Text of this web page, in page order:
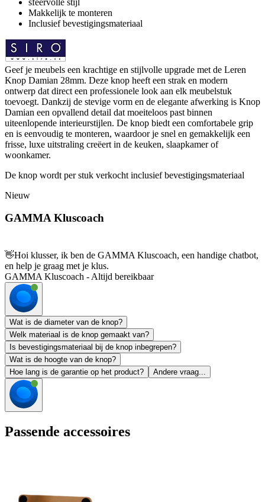
Makkelijk te monteren
Inclusief bevestigingsmateriaal
Geef je meubels een krachtige en stijlvolle upgrade met de Leren
Knop Damian 28mm. Deze knop heeft een strak en modern
ontwerp dat direct een professionele look aan elk meubelstuk
toevoegt. Dankzij de stevige vorm en de elegante afwerking is Knop
Damian een opvallend detail dat moeiteloos past binnen
uiteenlopende interieurstijlen. De knop biedt een comfortabele grip
en is eenvoudig te monteren, waardoor je snel en gemakkelijk een
frisse, luxe uitstraling creëert in de keuken, slaapkamer of
woonkamer.
De knop wordt per stuk verkocht inclusief bevestigingsmateriaal
Nieuw
GAMMA Kluscoach
👋Hoi klusser, ik ben de GAMMA Kluscoach, een handige chatbot,
en help je graag met je klus.
GAMMA Kluscoach - Altijd bereikbaar
Wat is de diameter van de knop?
Welk materiaal is de knop gemaakt van?
Is bevestigingsmateriaal bij de knop inbegrepen?
Wat is de hoogte van de knop?
Hoe lang is de garantie op het product?
Andere vraag...
Passende accessoires